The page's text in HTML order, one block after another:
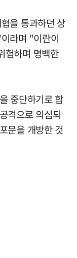
을 통과하던 상
라며 "이란이
험하며 명백한
중단하기로 합
격으로 의심되
문을 개방한 것